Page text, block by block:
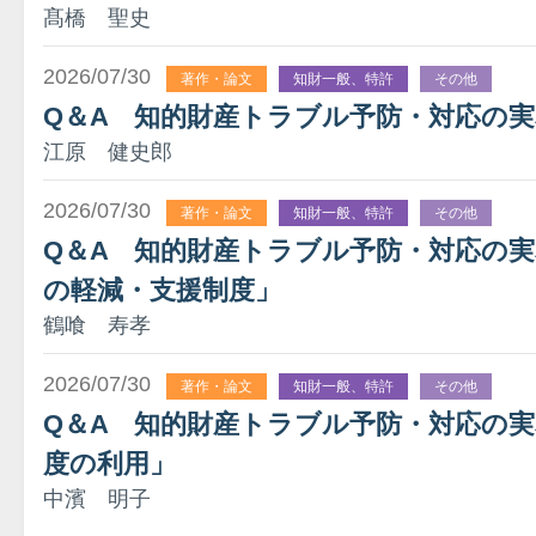
髙橋 聖史
2026/07/30 著作・論文 知財一般、特許 その他
Q＆A 知的財産トラブル予防・対応の
江原 健史郎
2026/07/30 著作・論文 知財一般、特許 その他
Q＆A 知的財産トラブル予防・対応の
の軽減・支援制度」
鶴喰 寿孝
2026/07/30 著作・論文 知財一般、特許 その他
Q＆A 知的財産トラブル予防・対応の
度の利用」
中濱 明子